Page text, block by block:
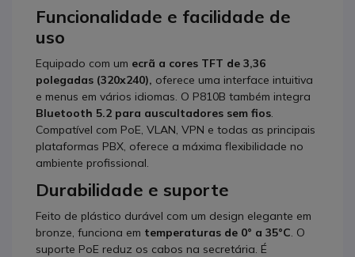
Funcionalidade e facilidade de
uso
Equipado com um ecrã a cores TFT de 3,36
polegadas (320x240), oferece uma interface intuitiva
e menus em vários idiomas. O P810B também integra
Bluetooth 5.2 para auscultadores sem fios
Compatível com PoE, VLAN, VPN e todas as principais
plataformas PBX, oferece a máxima flexibilidade no
ambiente profissional.
Durabilidade e suporte
Feito de plástico durável com um design elegante em
bronze, funciona em temperaturas de 0° a 35°C . O
suporte PoE reduz os cabos na secretária. É